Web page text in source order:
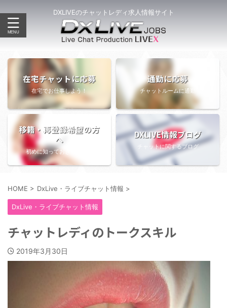
DXLIVEのチャットレディ求人情報サイト
在宅チャットに応募
在宅でお仕事しよう！
通勤に応募
チャットルームに通勤
移籍・再登録希望の方
へ
初めに知っておきたい情報
DXLIVE情報ブログ
チャットに関するブログ
HOME > DxLive・ライブチャット情報 >
DxLive・ライブチャット情報
チャットレディのトークスキル
2019年3月30日